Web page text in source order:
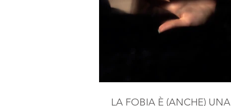
LA FOBIA È (ANCHE) UNA